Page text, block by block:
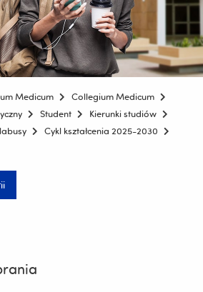
Medicum
Collegium Medicum
Student
Kierunki studiów
Cykl kształcenia 2025-2030